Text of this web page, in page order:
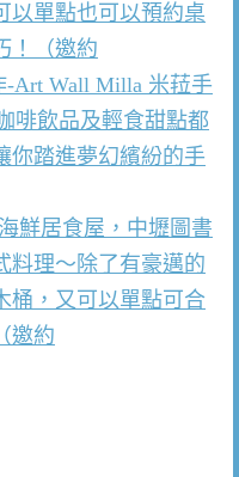
以單點也可以預約桌
！（邀約
Art Wall Milla 米菈手
啡飲品及輕食甜點都
你踏進夢幻繽紛的手
鮮居食屋，中壢圖書
料理～除了有豪邁的
桶，又可以單點可合
邀約